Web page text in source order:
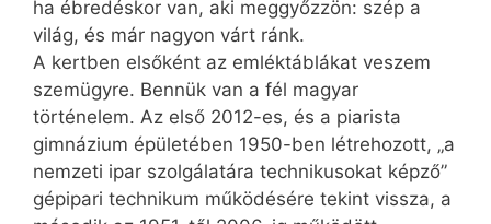
ha ébredéskor van, aki meggyőzzön: szép a
világ, és már nagyon várt ránk.
A kertben elsőként az emléktáblákat veszem
szemügyre. Bennük van a fél magyar
történelem. Az első 2012-es, és a piarista
gimnázium épületében 1950-ben létrehozott, „a
nemzeti ipar szolgálatára technikusokat képző”
gépipari technikum működésére tekint vissza, a